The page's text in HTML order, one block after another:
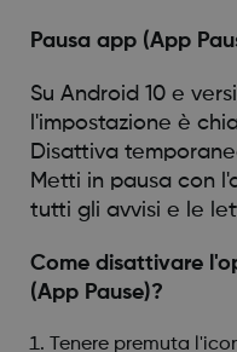
Pausa app (App
Su Android 10 e
l'impostazione è
Disattiva
Metti in pausa con
tutti gli avvisi e le
Come disattivare
(App Pause)?
Tenere premuta